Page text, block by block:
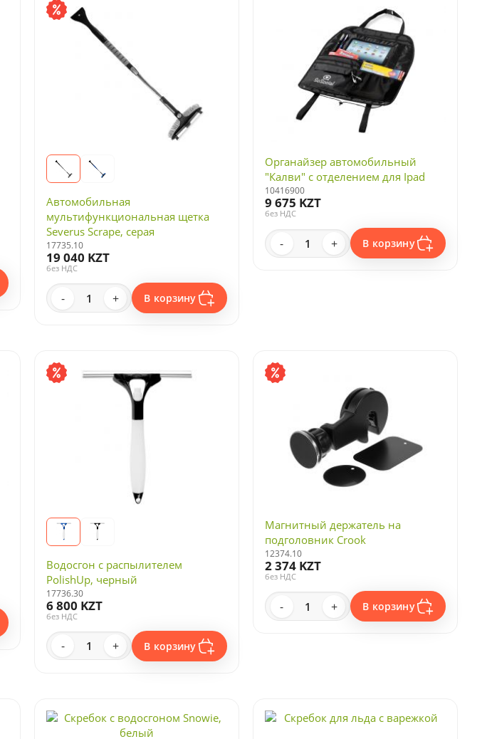
Автомобильная
мультифункциональная щетка
Severus Scrape, серая
17735.10
19 040 KZT
без НДС
- + В корзину
Органайзер автомобильный
"Калви" с отделением для Ipad
10416900
9 675 KZT
без НДС
- + В корзину
Водосгон с распылителем
PolishUp, черный
17736.30
6 800 KZT
без НДС
- + В корзину
Магнитный держатель на
подголовник Crook
12374.10
2 374 KZT
без НДС
- + В корзину